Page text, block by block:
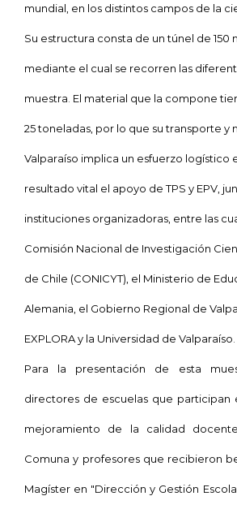
mundial, en los distintos campos de la
Su estructura consta de un túnel de150
mediante el cual se recorren las
muestra. El material que la compone
25 toneladas, por lo que su transporte y
Valparaíso implica un esfuerzo logístico
resultado vital el apoyo de TPS y EPV,
instituciones organizadoras, entre las
Comisión Nacional de Investigación
de Chile (CONICYT), el Ministerio de
Alemania, el Gobierno Regional de
EXPLORA y la Universidad de Valparaíso.
Para la presentación de esta
directores de escuelas que participan
mejoramiento de la calidad
Comuna y profesores que recibieron
Magíster en "Dirección y Gestión